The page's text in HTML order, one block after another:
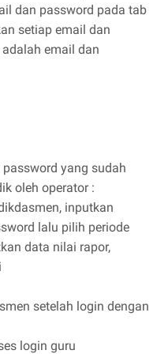
dan password pada tab
setiap email dan
email dan
yang sudah
oleh operator :
inputkan
lalu pilih periode
data nilai rapor,
setelah login dengan
login guru